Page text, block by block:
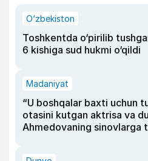
O‘zbekiston
Toshkentda o‘pirilib
6 kishiga sud hukmi o‘qildi
Madaniyat
“U boshqalar baxti uchun
otasini kutgan aktrisa va
Ahmedovaning sinovlarga